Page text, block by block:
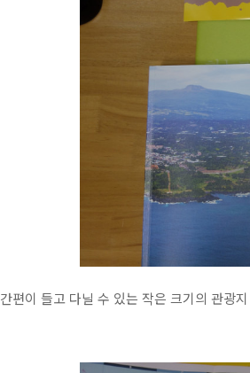
간편이 들고 다닐 수 있는 작은 크기의 관광